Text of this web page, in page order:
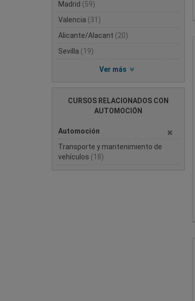
Madrid (59)
Valencia (31)
Alicante/Alacant (20)
Sevilla (19)
Ver más
CURSOS RELACIONADOS CON
AUTOMOCIÓN
Automoción
Transporte y mantenimiento de
vehículos (18)